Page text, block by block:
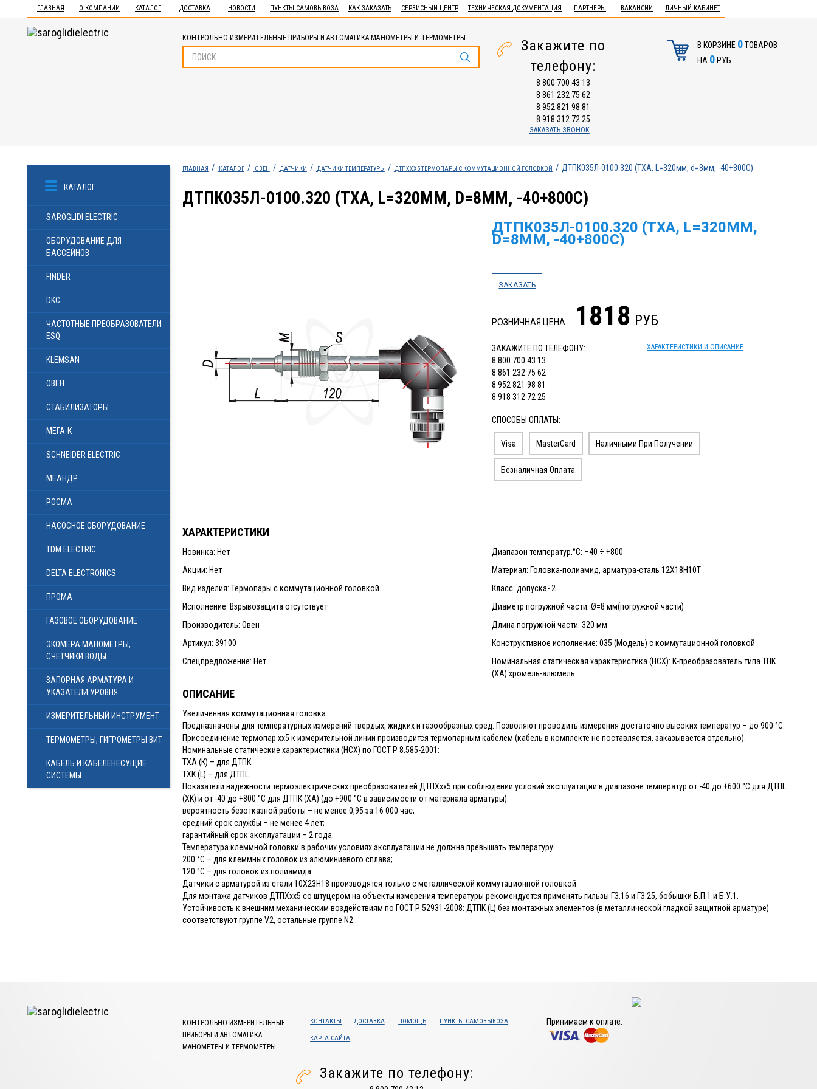
ГЛАВНАЯ О КОМПАНИИ КАТАЛОГ ДОСТАВКА НОВОСТИ ПУНКТЫ САМОВЫВОЗА КАК ЗАКАЗАТЬ СЕРВИСНЫЙ ЦЕНТР ТЕХНИЧЕСКАЯ ДОКУМЕНТАЦИЯ ПАРТНЕРЫ ВАКАНСИИ ЛИЧНЫЙ КАБИНЕТ
КОНТРОЛЬНО-ИЗМЕРИТЕЛЬНЫЕ ПРИБОРЫ И АВТОМАТИКА МАНОМЕТРЫ И ТЕРМОМЕТРЫ
Закажите по
телефону:
8 800 700 43 13
8 861 232 75 62
8 952 821 98 81
8 918 312 72 25
ЗАКАЗАТЬ ЗВОНОК
В КОРЗИНЕ 0ТОВАРОВ
НА 0РУБ.
КАТАЛОГ
SAROGLIDI ELECTRIC
ОБОРУДОВАНИЕ ДЛЯ
БАССЕЙНОВ
FINDER
DKC
ЧАСТОТНЫЕ ПРЕОБРАЗОВАТЕЛИ
ESQ
KLEMSAN
ОВЕН
СТАБИЛИЗАТОРЫ
МЕГА-К
SCHNEIDER ELECTRIC
МЕАНДР
РОСМА
НАСОСНОЕ ОБОРУДОВАНИЕ
TDM ELECTRIC
DELTA ELECTRONICS
ПРОМА
ГАЗОВОЕ ОБОРУДОВАНИЕ
ЭКОМЕРА МАНОМЕТРЫ,
СЧЕТЧИКИ ВОДЫ
ЗАПОРНАЯ АРМАТУРА И
УКАЗАТЕЛИ УРОВНЯ
ИЗМЕРИТЕЛЬНЫЙ ИНСТРУМЕНТ
ТЕРМОМЕТРЫ, ГИГРОМЕТРЫ ВИТ
КАБЕЛЬ И КАБЕЛЕНЕСУЩИЕ
СИСТЕМЫ
ГЛАВНАЯ КАТАЛОГ ОВЕН ДАТЧИКИ ДАТЧИКИ ТЕМПЕРАТУРЫ ДТПХХХ5 ТЕРМОПАРЫ С КОММУТАЦИОННОЙ ГОЛОВКОЙ ДТПК035Л-0100.320 (ТХА, L=320мм, d=8мм, -40+800С)
ДТПК035Л-0100.320 (ТХА, L=320ММ, D=8ММ, -40+800С)
ДТПК035Л-0100.320 (ТХА, L=320ММ,
D=8ММ, -40+800С)
ЗАКАЗАТЬ
РОЗНИЧНАЯ ЦЕНА 1818 РУБ
ЗАКАЖИТЕ ПО ТЕЛЕФОНУ:
8 800 700 43 13
8 861 232 75 62
8 952 821 98 81
8 918 312 72 25
ХАРАКТЕРИСТИКИ И ОПИСАНИЕ
СПОСОБЫ ОПЛАТЫ:
Visa MasterCard Наличными При Получении
Безналичная Оплата
ХАРАКТЕРИСТИКИ
Новинка: Нет
Акции: Нет
Вид изделия: Термопары с коммутационной головкой
Исполнение: Взрывозащита отсутствует
Производитель: Овен
Артикул: 39100
Спецпредложение: Нет
Диапазон температур,°С: –40 ÷ +800
Материал: Головка-полиамид, арматура-сталь 12Х18Н10Т
Класс: допуска- 2
Диаметр погружной части: Ø=8 мм(погружной части)
Длина погружной части: 320 мм
Конструктивное исполнение: 035 (Модель) с коммутационной головкой
Номинальная статическая характеристика (НСХ): К-преобразователь типа ТПК
(ХА) хромель-алюмель
ОПИСАНИЕ
Увеличенная коммутационная головка.
Предназначены для температурных измерений твердых, жидких и газообразных сред. Позволяют проводить измерения достаточно высоких температур – до 900 °С.
Присоединение термопар хх5 к измерительной линии производится термопарным кабелем (кабель в комплекте не поставляется, заказывается отдельно).
Номинальные статические характеристики (НСХ) по ГОСТ Р 8.585-2001:
ТХА (К) – для ДТПК
ТХК (L) – для ДТПL
Показатели надежности термоэлектрических преобразователей ДТПХхх5 при соблюдении условий эксплуатации в диапазоне температур от -40 до +600 °С для ДТПL
(ХК) и от -40 до +800 °С для ДТПК (ХА) (до +900 °С в зависимости от материала арматуры):
вероятность безотказной работы – не менее 0,95 за 16 000 час;
средний срок службы – не менее 4 лет;
гарантийный срок эксплуатации – 2 года.
Температура клеммной головки в рабочих условиях эксплуатации не должна превышать температуру:
200 °С – для клеммных головок из алюминиевого сплава;
120 °С – для головок из полиамида.
Датчики с арматурой из стали 10Х23Н18 производятся только с металлической коммутационной головкой.
Для монтажа датчиков ДТПХхх5 со штуцером на объекты измерения температуры рекомендуется применять гильзы ГЗ.16 и ГЗ.25, бобышки Б.П.1 и Б.У.1.
Устойчивость к внешним механическим воздействиям по ГОСТ Р 52931-2008: ДТПК (L) без монтажных элементов (в металлической гладкой защитной арматуре)
соответствуют группе V2, остальные группе N2.
КОНТРОЛЬНО-ИЗМЕРИТЕЛЬНЫЕ
ПРИБОРЫ И АВТОМАТИКА
МАНОМЕТРЫ И ТЕРМОМЕТРЫ
КОНТАКТЫ ДОСТАВКА ПОМОЩЬ ПУНКТЫ САМОВЫВОЗА
КАРТА САЙТА
Закажите по телефону:
Принимаем к оплате: